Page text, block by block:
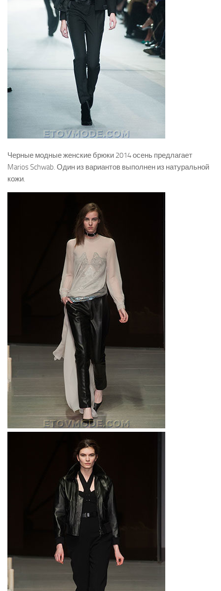
Черные модные женские брюки 2014 осень предлагает
Marios Schwab. Один из вариантов выполнен из натуральной
кожи.